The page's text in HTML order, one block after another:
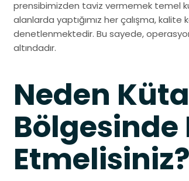
prensibimizden taviz vermemek temel
alanlarda yaptığımız her çalışma,
denetlenmektedir. Bu sayede, operasyon
altındadır.
Neden
Bölgesinde
Etmelisiniz?